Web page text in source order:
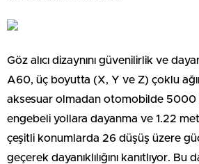
Göz alıcı dizaynını güvenilirlik ve
A60, üç boyutta (X, Y ve Z) çoklu
aksesuar olmadan otomobilde 5000
engebeli yollara dayanma ve 1.22
çeşitli konumlarda 26 düşüş üzere
geçerek dayanıklılığını kanıtlıyor. Bu